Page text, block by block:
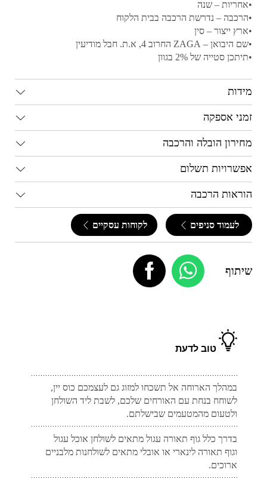
•אחריות – שנה
•הרכבה – נדרשת הרכבה בבית הלקוח
•ארץ ייצור – סין
•שם היבואן – ZAGA החרוב 4, א.ת. חבל מודיעין
•תיתכן סטייה של 2% בגוון
מידות
זמני אספקה
מחירון הובלה והרכבה
אפשרויות תשלום
הוראות הרכבה
לעמוד סניפים לקוחות עסקיים
שיתוף
טוב לדעת
במהלך הארוחה אל תשכחו למזוג גם לעצמכם כוס יין,
לשוחח בנחת עם האורחים שלכם, לשבת ליד השולחן
ולטעום מהמטעמים שבישלתם.
בדרך כלל גוף תאורה עגול מתאים לשולחן אוכל עגול
וגוף תאורה לינארי או אובלי מתאים לשולחנות מלבניים
ארוכים.